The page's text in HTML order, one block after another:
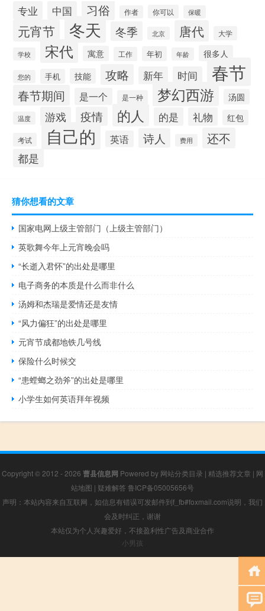
专业 中国 习俗 作者 你可以 保暖
元宵节 冬天 冬季 北京 唐代 大学
学校 宋代 寓意 工作 年初 年龄 很多人
您的 手机 技能 攻略 新年 时间 春节
春节期间 是一个 是一种 梦幻西游 汤圆
温度 游戏 疫情 的人 的是 礼物 红包
考试 自己的 英语 诗人 费用 还不
都是
猜你想看的文章
国家电网上级主管部门（上级主管部门）
英歌舞今年上元宵晚会吗
“长逝入君怀”的出处是哪里
电子商务的本质是什么而非什么
汤姆和杰瑞是爱情还是友情
“风力偏狂”的出处是哪里
元宵节成都地铁几号线
保险什么时候交
“患螳螂之劲斧”的出处是哪里
小学生如何英语拜年视频
Copyright © 2012 - 2026 曹县信息网 Powered by 网站分类目录 | 精选推荐文章 | 网
站地图 | 疑难解答 鲁ICP备05005656号
声明：本站内容来自互联网，如信息有错误可发邮件到f_fb#foxmail.com说明，我们
会及时纠正，谢谢
本站仅为个人兴趣爱好，不接盈利性广告及商业合作
小男孩